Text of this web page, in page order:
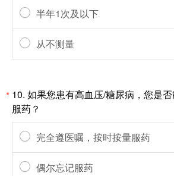
半年1次及以下
从不测量
* 10. 如果您患有高血压/糖尿病，您是
服药？
完全遵医嘱，按时按量服药
偶尔忘记服药